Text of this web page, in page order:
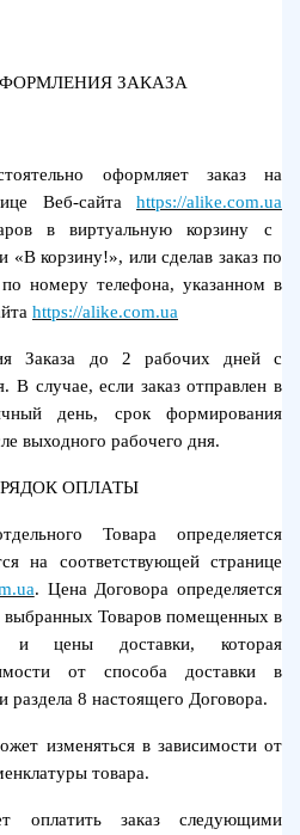
ЗАКАЗА
оформляет заказ на
Веб-сайта https://alike.com.ua
в виртуальную корзину с
корзину!», или сделав заказ по
номеру телефона, указанном в
https://alike.com.ua
Заказа до 2 рабочих дней с
В случае, если заказ отправлен в
день, срок формирования
выходного рабочего дня.
ОПЛАТЫ
Товара определяется
на соответствующей странице
. Цена Договора определяется
выбранных Товаров помещенных в
и цены доставки, которая
от способа доставки в
раздела 8 настоящего Договора.
изменяться в зависимости от
товара.
оплатить заказ следующими